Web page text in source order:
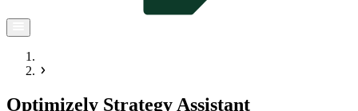
Optimizely Strategy Assistant